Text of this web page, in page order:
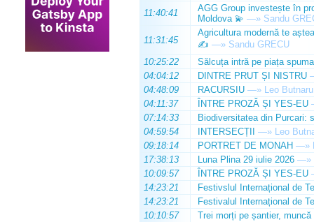
11:40:41
AGG Group investește în
Moldova 💫 —» Sandu
11:31:45
Agricultura modernă te
✍️ —» Sandu GRECU
10:25:22
Sălcuța intră pe piața
04:04:12
DINTRE PRUT ȘI NISTRU
04:48:09
RACURSIU —» Leo Butnaru
04:11:37
ÎNTRE PROZĂ ȘI YES-EU
07:14:33
Biodiversitatea din Purcari:
04:59:54
INTERSECȚII —» Leo
09:18:14
PORTRET DE MONAH —»
17:38:13
Luna Plina 29 iulie 2026 —»
10:09:57
ÎNTRE PROZĂ ȘI YES-EU
14:23:21
Festivslul Internațional de
14:23:21
Festivalul Internațional de
10:10:57
Trei morți pe șantier, muncă